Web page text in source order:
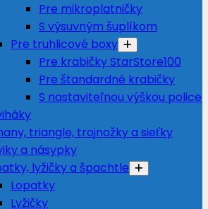
Pre mikroplatničky
S výsuvným šuplíkom
Pre truhlicové boxy
Pre krabičky StarStore100
Pre štandardné krabičky
S nastaviteľnou výškou police
triangle, trojnožky a sieťky
a násypky
lyžičky a špachtle
Lopatky
Lyžičky